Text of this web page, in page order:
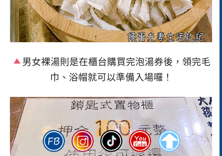
男女裸湯則是在櫃台購買完泡湯券後，領完毛
巾、浴帽就可以準備入場囉！